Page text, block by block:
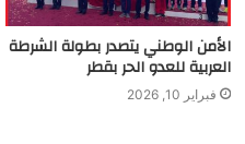
الأمن الوطني يتصدر بطولة الشرطة
العربية للعدو الحر بقطر
فبراير 10, 2026